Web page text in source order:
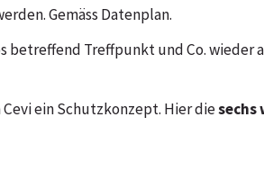
Gemäss Datenplan.
betreffend Treffpunkt und Co. wieder
ein Schutzkonzept. Hier diesechs